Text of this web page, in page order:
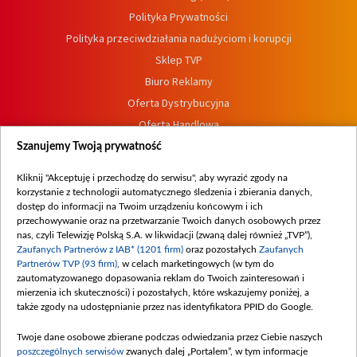
Polityka Prywatności
Polityka przeciwdziałania nadużyciom i korupcji
Sklep TVP
Biuro Reklamy
Oferta Dystrybucyjna
Oferta Handlowa
Dostępność
Procedura zgłoszeń wewnętrznych
Szanujemy Twoją prywatność
Kliknij "Akceptuję i przechodzę do serwisu", aby wyrazić zgody na
korzystanie z technologii automatycznego śledzenia i zbierania danych,
dostęp do informacji na Twoim urządzeniu końcowym i ich
przechowywanie oraz na przetwarzanie Twoich danych osobowych przez
nas, czyli Telewizję Polską S.A. w likwidacji (zwaną dalej również „TVP”),
Zaufanych Partnerów z IAB* (1201 firm) oraz pozostałych Zaufanych
Partnerów TVP (93 firm) , w celach marketingowych (w tym do
zautomatyzowanego dopasowania reklam do Twoich zainteresowań i
mierzenia ich skuteczności) i pozostałych, które wskazujemy poniżej, a
także zgody na udostępnianie przez nas identyfikatora PPID do Google.
Twoje dane osobowe zbierane podczas odwiedzania przez Ciebie naszych
poszczególnych serwisów zwanych dalej „Portalem”, w tym informacje